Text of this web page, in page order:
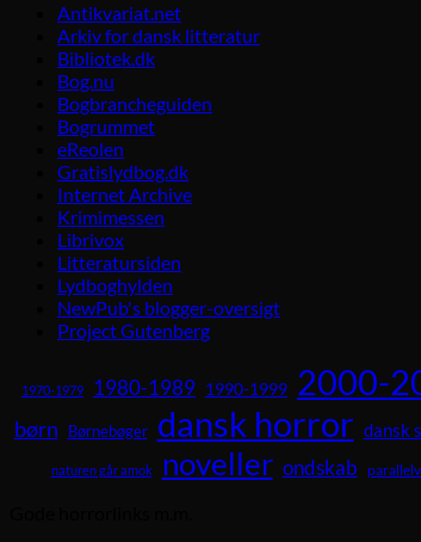
Antikvariat.net
Arkiv for dansk litteratur
Bibliotek.dk
Bog.nu
Bogbrancheguiden
Bogrummet
eReolen
Gratislydbog.dk
Internet Archive
Krimimessen
Librivox
Litteratursiden
Lydboghylden
NewPub's blogger-oversigt
Project Gutenberg
1970-1979 1980-1989 1990-1999 2000-
børn Børnebøger dansk horror dansk
naturen går amok noveller ondskab